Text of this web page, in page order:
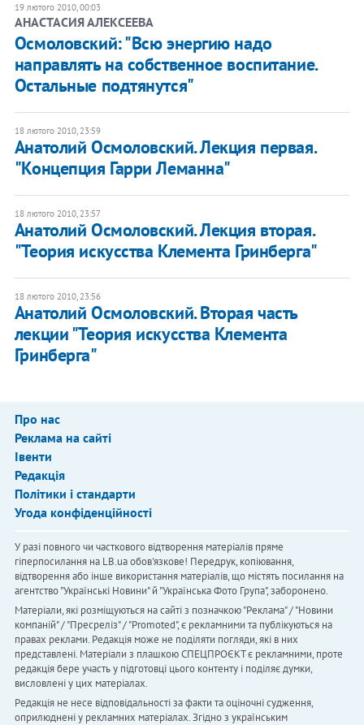
19 лютого 2010, 00:03
АНАСТАСИЯ АЛЕКСЕЕВА
Осмоловский: "Всю энергию надо
направлять на собственное воспитание.
Остальные подтянутся"
18 лютого 2010, 23:59
Анатолий Осмоловский. Лекция первая.
"Концепция Гарри Леманна"
18 лютого 2010, 23:57
Анатолий Осмоловский. Лекция вторая.
"Теория искусства Клемента Гринберга"
18 лютого 2010, 23:56
Анатолий Осмоловский. Вторая часть
лекции "Теория искусства Клемента
Гринберга"
Про нас
Реклама на сайті
Івенти
Редакція
Політики і стандарти
Угода конфіденційності
У разі повного чи часткового відтворення матеріалів пряме
гіперпосилання на LB.ua обов'язкове! Передрук, копіювання,
відтворення або інше використання матеріалів, що містять посилання на
агентство "Українськi Новини" й "Українська Фото Група", заборонено.
Матеріали, які розміщуються на сайті з позначкою "Реклама" / "Новини
компаній" / "Пресреліз" / "Promoted", є рекламними та публікуються на
правах реклами. Редакція може не поділяти погляди, які в них
представлені. Матеріали з плашкою СПЕЦПРОЄКТ є рекламними, проте
редакція бере участь у підготовці цього контенту і поділяє думки,
висловлені у цих матеріалах.
Редакція не несе відповідальності за факти та оціночні судження,
оприлюднені у рекламних матеріалах. Згідно з українським